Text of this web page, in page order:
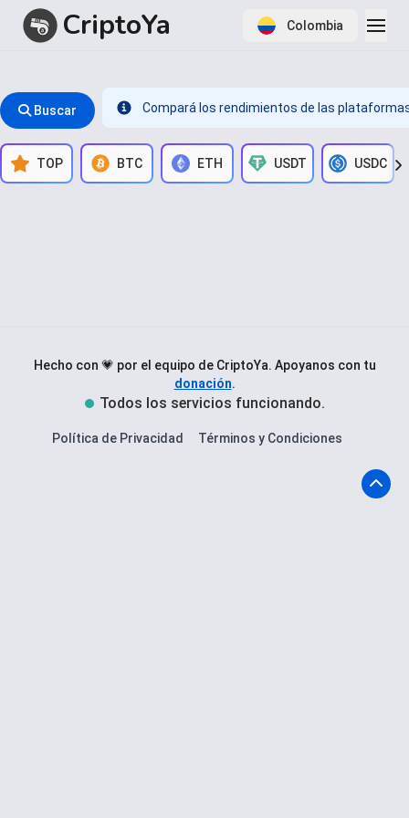
CriptoYa Colombia
1
of
Buscar Compará los rendimientos de las
TOP BTC ETH USDT USDC
Hecho con 💗 por el equipo de CriptoYa. Apoyanos con tu
donación.
Todos los servicios funcionando.
Política de Privacidad Términos y Condiciones